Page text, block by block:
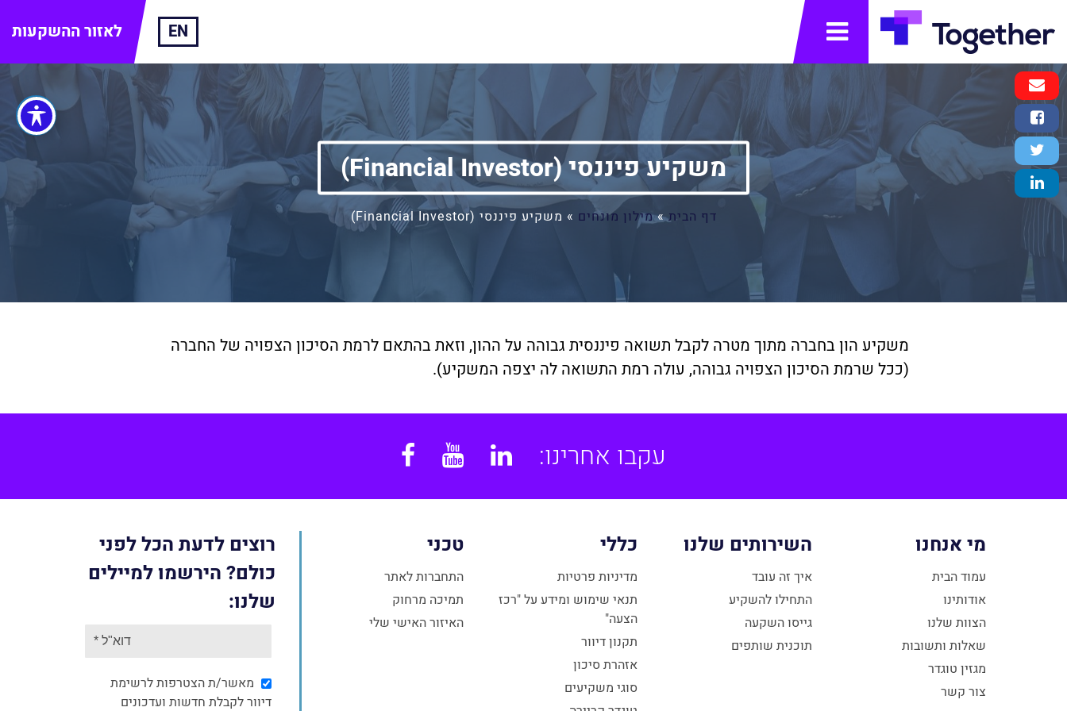
תפריט לאזור ההשקעות EN
משקיע פיננסי (Financial Investor)
דף הבית»מילון מונחים » משקיע פיננסי (Financial Investor)
משקיע הון בחברה מתוך מטרה לקבל תשואה פיננסית גבוהה על ההון, וזאת בהתאם לרמת הסיכון הצפויה של החברה
(ככל שרמת הסיכון הצפויה גבוהה, עולה רמת התשואה לה יצפה המשקיע).
עקבו אחרינו: Linkedin
YouTube
מי אנחנו
עמוד הבית
אודותינו
הצוות שלנו
שאלות ותשובות
מגזין טוגדר
צור קשר
השירותים שלנו
איך זה עובד
התחילו להשקיע
גייסו השקעה
תוכנית שותפים
כללי
מדיניות פרטיות
תנאי שימוש ומידע על "רכז
הצעה"
תקנון דיוור
אזהרת סיכון
סוגי משקיעים
טכני
התחברות לאתר
תמיכה מרחוק
האיזור האישי שלי
רוצים לדעת הכל לפני
כולם? הירשמו למיילים
שלנו:
מאשר/ת הצטרפות לרשימת
דיוור לקבלת חדשות ועדכונים
Email
Message
Facebook
Share
Twitter
Tweet
LinkedIn
Share